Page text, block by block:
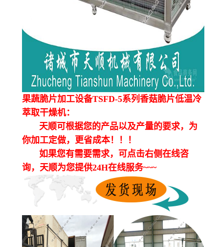
果蔬脆片加工设备TSFD-5系列香菇脆片低温冷
萃取干燥机：
天顺可根据您的产品以及产量的要求，为
你加工定做，更省成本！！！
如果您有需要需求，可点击右侧在线咨
询，天顺为您提供24H在线服务~~~